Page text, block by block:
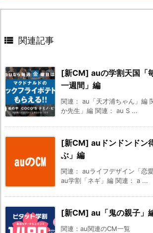
 関連記事
[新CM] auの学割天国「
一週間」編
関連： au「天才浦ちゃん」編
か先生」編 関連： au S ...
[新CM] auドンドンドン
ぶ」編
関連： auライフデザイン「恋
au学割「ネギ」編 関連： a ...
[新CM] au「鬼の親子」
関連：au関連のCM一覧